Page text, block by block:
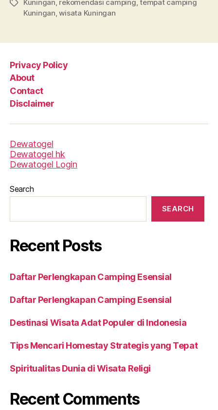
TagsKuningan, rekomendasi camping,tempat camping
Kuningan,wisata Kuningan
Privacy Policy
About
Contact
Disclaimer
Dewatogel
Dewatogel hk
Dewatogel Login
Search
SEARCH
Recent Posts
Daftar Perlengkapan Camping Esensial
Daftar Perlengkapan Camping Esensial
Destinasi Wisata Adat Populer di Indonesia
Tips Mencari Homestay Strategis yang Tepat
Spiritualitas Dunia di Wisata Religi
Recent Comments